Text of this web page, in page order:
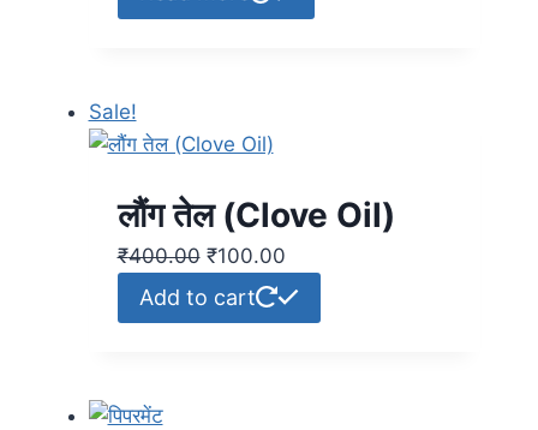
Sale!
लौंग तेल (Clove Oil)
₹400.00 ₹100.00
Add to cart